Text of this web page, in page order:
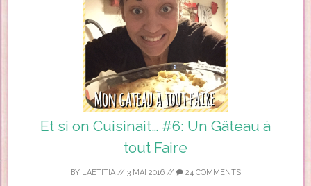
Et si on Cuisinait… #6: Un Gâteau à
tout Faire
BY LAETITIA // 3 MAI 2016 // 24 COMMENTS